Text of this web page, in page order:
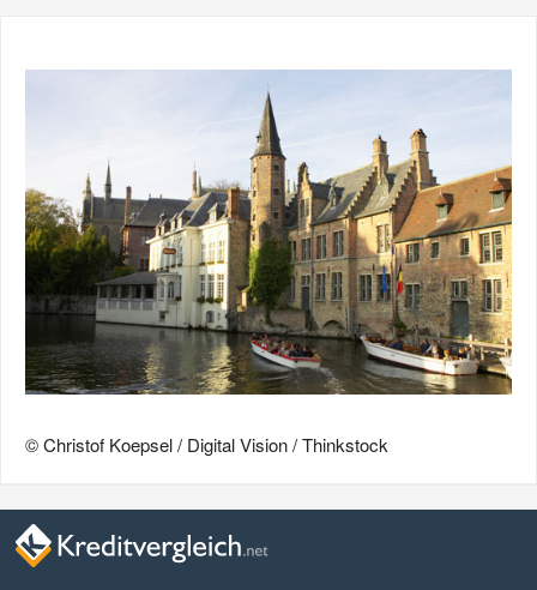
© Christof Koepsel / Digital Vision / Thinkstock